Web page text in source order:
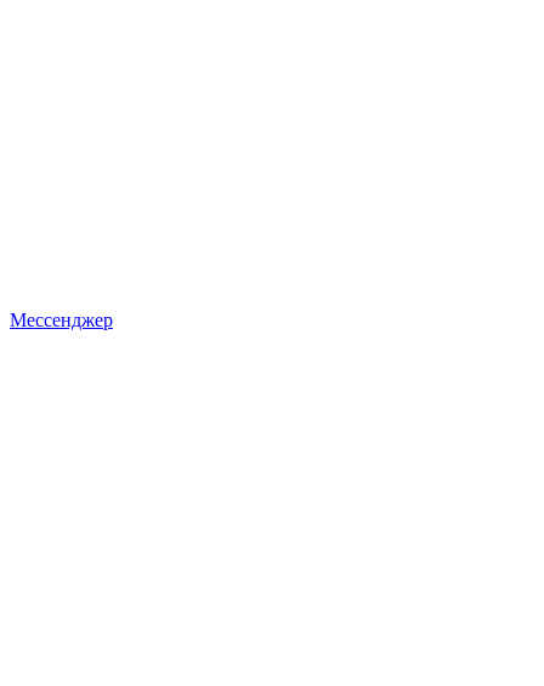
Мессенджер